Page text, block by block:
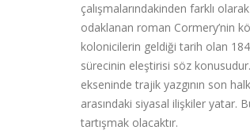
çalışmalarındakinden farklı
odaklanan roman Cormery’nin
kolonicilerin geldiği tarih olan
sürecinin eleştirisi söz
ekseninde trajik yazgının son
arasındaki siyasal ilişkiler yatar.
tartışmak olacaktır.